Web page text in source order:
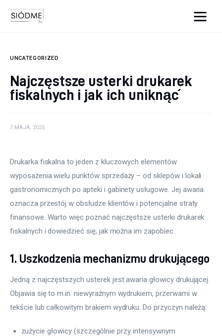
Uroda
Więcej
UNCATEGORIZED
Najczęstsze usterki drukarek
fiskalnych i jak ich uniknąć
7 MAJA, 2025
Drukarka fiskalna to jeden z kluczowych elementów
wyposażenia wielu punktów sprzedaży – od sklepów i lokali
gastronomicznych po apteki i gabinety usługowe. Jej awaria
oznacza przestój w obsłudze klientów i potencjalne straty
finansowe. Warto więc poznać najczęstsze usterki drukarek
fiskalnych i dowiedzieć się, jak można im zapobiec.
1. Uszkodzenia mechanizmu drukującego
Jedną z najczęstszych usterek jest awaria głowicy drukującej.
Objawia się to m.in. niewyraźnym wydrukiem, przerwami w
tekście lub całkowitym brakiem wydruku. Do przyczyn należą:
zużycie głowicy (szczególnie przy intensywnym